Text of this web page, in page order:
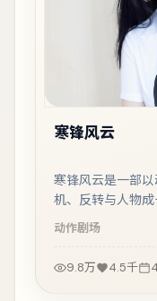
寒锋风云
寒锋风云是一部
机、反转与人物
观看。
动作剧场
9.8万 4.5千